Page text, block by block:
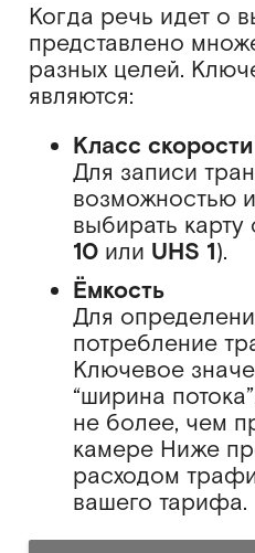
Когда речь идет о
представлено
разных целей.
являются:
Класс скорости
Для записи
возможностью
выбирать
10или UHS 1).
Ёмкость
Для
потребление
Ключевое
“ширина
не более, чем
камере Ниже
расходом
вашего тарифа.